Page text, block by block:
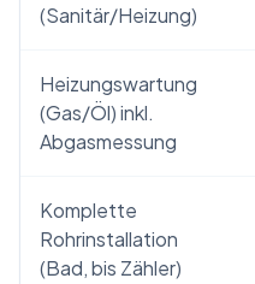
(Sanitär/Heizung)
Heizungswartung
(Gas/Öl) inkl.
Abgasmessung
Komplette
Rohrinstallation
(Bad, bis Zähler)